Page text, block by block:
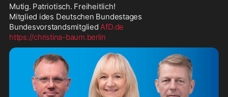
Mutig. Patriotisch. Freiheitlich!
Mitglied ides Deutschen Bundestages
Bundesvorstandsmitglied AfD.de
https://christina-baum.berlin